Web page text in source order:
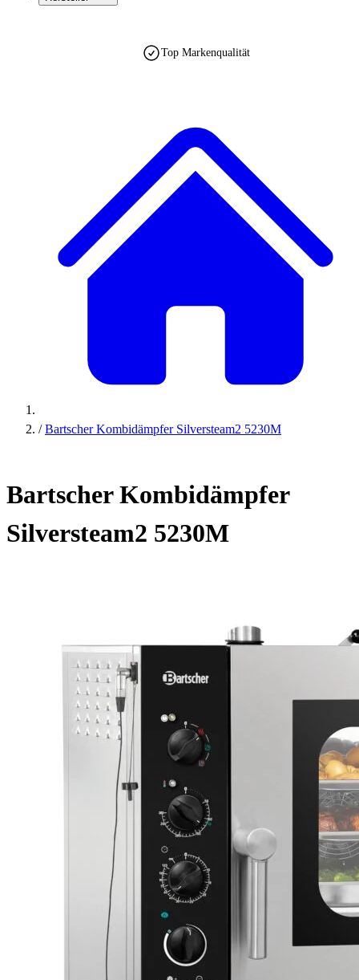
Top Markenqualität
est. 1990
/ Bartscher Kombidämpfer Silversteam2 5230M
Bartscher Kombidämpfer
Silversteam2 5230M